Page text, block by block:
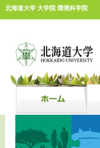
北海道大学 大学院 環境科学院